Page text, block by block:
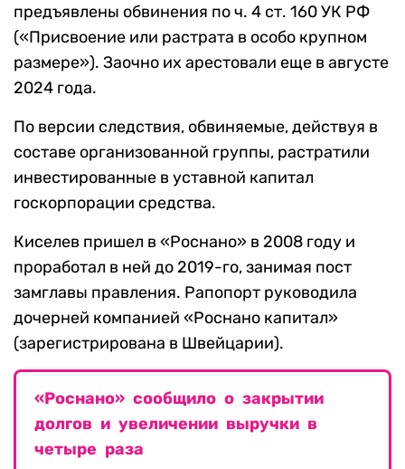
предъявлены обвинения по ч. 4 ст. 160 УК РФ
(«Присвоение или растрата в особо крупном
размере»). Заочно их арестовали еще в августе
2024 года.
По версии следствия, обвиняемые, действуя в
составе организованной группы, растратили
инвестированные в уставной капитал
госкорпорации средства.
Киселев пришел в «Роснано» в 2008 году и
проработал в ней до 2019-го, занимая пост
замглавы правления. Рапопорт руководила
дочерней компанией «Роснано капитал»
(зарегистрирована в Швейцарии).
«Роснано» сообщило о закрытии
долгов и увеличении выручки в
четыре раза